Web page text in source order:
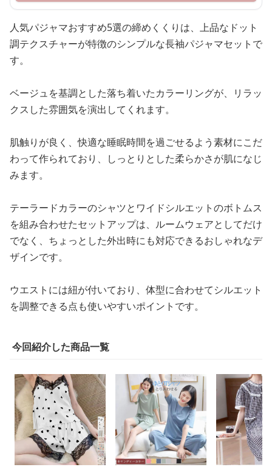
人気パジャマおすすめ5選の締めくくりは、上品なドット
調テクスチャーが特徴のシンプルな長袖パジャマセットで
す。
ベージュを基調とした落ち着いたカラーリングが、リラッ
クスした雰囲気を演出してくれます。
肌触りが良く、快適な睡眠時間を過ごせるよう素材にこだ
わって作られており、しっとりとした柔らかさが肌になじ
みます。
テーラードカラーのシャツとワイドシルエットのボトムス
を組み合わせたセットアップは、ルームウェアとしてだけ
でなく、ちょっとした外出時にも対応できるおしゃれなデ
ザインです。
ウエストには紐が付いており、体型に合わせてシルエット
を調整できる点も使いやすいポイントです。
今回紹介した商品一覧